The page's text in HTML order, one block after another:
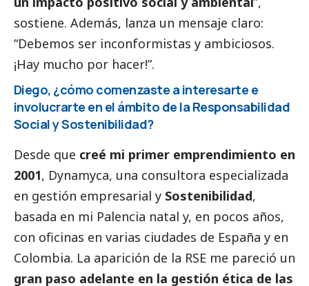
sostiene. Además, lanza un mensaje claro:
“Debemos ser inconformistas y ambiciosos.
¡Hay mucho por hacer!”.
Diego, ¿cómo comenzaste a interesarte e
involucrarte en el ámbito de la Responsabilidad
Socialy Sostenibilidad?
Desde que creé mi primer emprendimiento en
2001, Dynamyca, una consultora especializada
en gestión empresarial y Sostenibilidad,
basada en mi Palencia natal y, en pocos años,
con oficinas en varias ciudades de España y en
Colombia. La aparición de la RSE me pareció un
gran paso adelante en la gestión ética de las